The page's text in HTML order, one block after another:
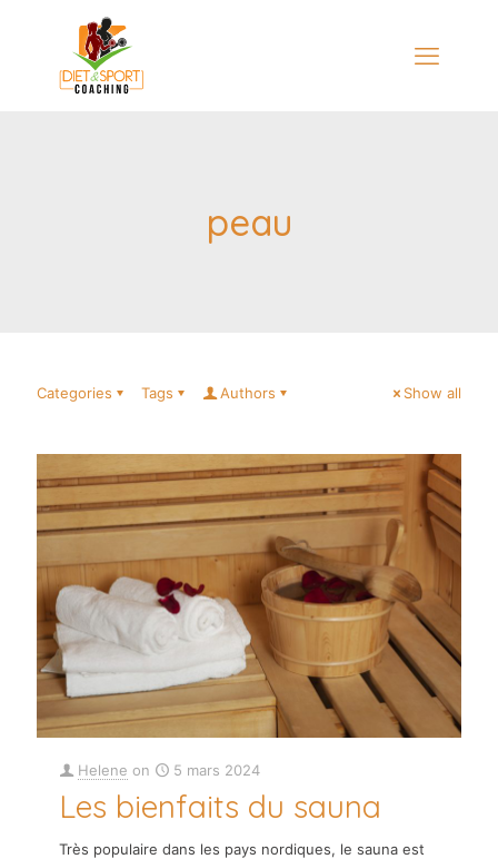
peau
Categories Tags Authors Show all
Helene on 5 mars 2024
Les bienfaits du sauna
Très populaire dans les pays nordiques, le sauna est